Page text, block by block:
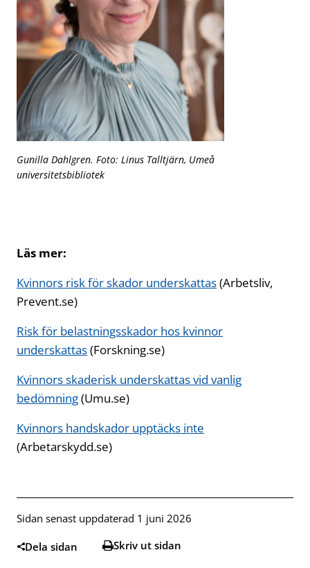
Gunilla Dahlgren. Foto: Linus Talltjärn, Umeå
universitetsbibliotek
Läs mer:
Kvinnors risk för skador underskattasÖppnas i ny flik
(Arbetsliv,
Prevent.se)
Risk för belastningsskador hos kvinnor
underskattasÖppnas i ny flik
(Forskning.se)
Kvinnors skaderisk underskattas vid vanlig
bedömningÖppnas i ny flik
(Umu.se)
Kvinnors handskador upptäcks inte
(Arbetarskydd.se)
Sidan senast uppdaterad 1 juni 2026
Dela sidan Skriv ut sidan